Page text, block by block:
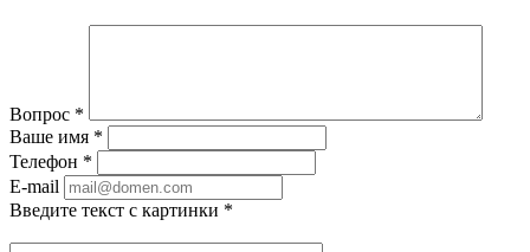
Вопрос *
Ваше имя *
Телефон *
E-mail
Введите текст с картинки *